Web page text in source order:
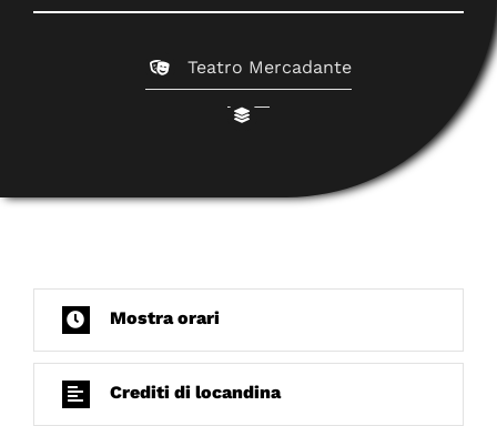
Teatro Mercadante
Mostra orari
Crediti di locandina